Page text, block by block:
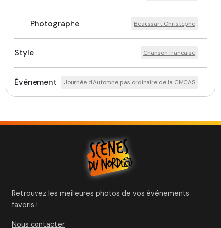
Photographe Beaussart Christophe
Style Chanson francaise
Événement Journée d'Automne pas ordinaire de la CMCAS
Retrouvez les meilleures photos de vos événements
favoris !
Nous contacter